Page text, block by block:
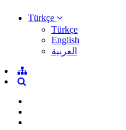
Türkçe
Türkçe
English
العربية